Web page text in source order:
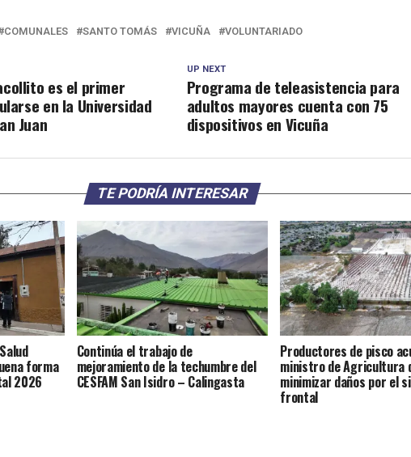
COMUNALES SANTO TOMÁS VICUÑA VOLUNTARIADO
UP NEXT
Programa de teleasistencia para
adultos mayores cuenta con 75
dispositivos en Vicuña
es el primer
en la Universidad
Juan
TE PODRÍA INTERESAR
forma
2026
Continúa el trabajo de
mejoramiento de la techumbre del
CESFAM San Isidro – Calingasta
Productores de pisco
ministro de Agricultura
minimizar daños por el
frontal